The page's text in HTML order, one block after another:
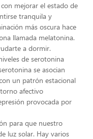
mejorar el estado de
tranquila y
más oscura hace
llamada melatonina.
a dormir.
de serotonina
se asocian
un patrón estacional
afectivo
provocada por
para que nuestro
luz solar. Hay varios